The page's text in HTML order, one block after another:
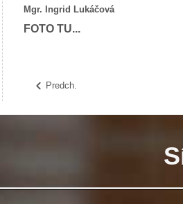
Mgr. Ingrid Lukáčová
FOTO TU...
Predch.